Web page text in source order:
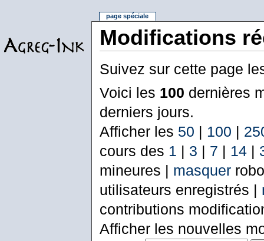
Modifications
Suivez sur cette page
Voici les 100 dernières
derniers jours.
Afficher les 50 | 100 |
cours des 1 | 3 | 7 | 14|
mineures | masquer
utilisateurs enregistrés |
contributions
Afficher les nouvelles
page spéciale